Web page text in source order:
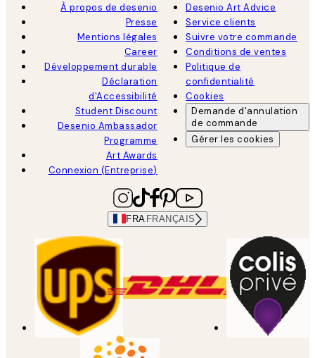
À propos de desenio
Presse
Mentions légales
Career
Développement durable
Déclaration
d'Accessibilité
Student Discount
Desenio Ambassador
Programme
Art Awards
Connexion (Entreprise)
Desenio Art Advice
Service clients
Suivre votre commande
Conditions de ventes
Politique de
confidentialité
Cookies
Demande d'annulation
de commande
Gérer les cookies
FRA FRANÇAIS